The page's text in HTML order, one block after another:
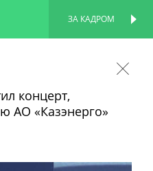
ЗА КАДРОМ
концерт,
АО «Казэнерго»
ПЕРСОНАЛЬНАЯ